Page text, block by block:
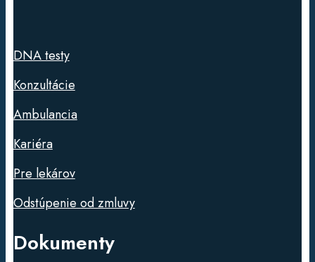
DNA testy
Konzultácie
Ambulancia
Kariéra
Pre lekárov
Odstúpenie od zmluvy
Dokumenty